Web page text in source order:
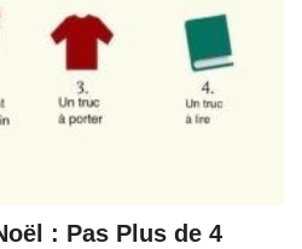
: Pas Plus de 4